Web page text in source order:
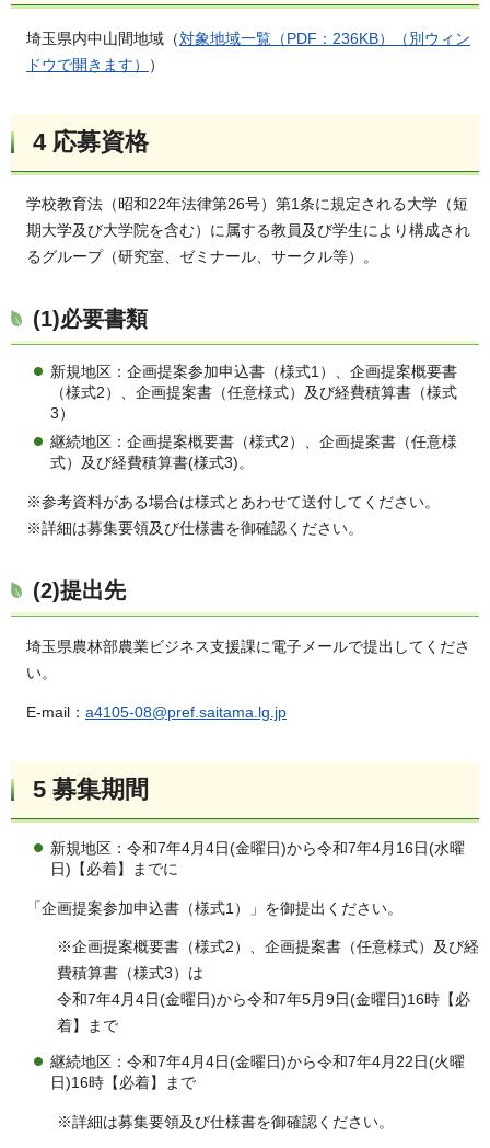
埼玉県内中山間地域（対象地域一覧（PDF：236KB）（別ウィン
ドウで開きます）
）
4 応募資格
学校教育法（昭和22年法律第26号）第1条に規定される大学（短
期大学及び大学院を含む）に属する教員及び学生により構成され
るグループ（研究室、ゼミナール、サークル等）。
(1)必要書類
新規地区：企画提案参加申込書（様式1）、企画提案概要書
（様式2）、企画提案書（任意様式）及び経費積算書（様式
3）
継続地区：企画提案概要書（様式2）、企画提案書（任意様
式）及び経費積算書(様式3)。
※参考資料がある場合は様式とあわせて送付してください。
※詳細は募集要領及び仕様書を御確認ください。
(2)提出先
埼玉県農林部農業ビジネス支援課に電子メールで提出してくださ
い。
E-mail： a4105-08@pref.saitama.lg.jp
5 募集期間
新規地区：令和7年4月4日(金曜日)から令和7年4月16日(水曜
日)【必着】までに
「企画提案参加申込書（様式1）」を御提出ください。
※企画提案概要書（様式2）、企画提案書（任意様式）及び経
費積算書（様式3）は
令和7年4月4日(金曜日)から令和7年5月9日(金曜日)16時【必
着】まで
継続地区：令和7年4月4日(金曜日)から令和7年4月22日(火曜
日)16時【必着】まで
※詳細は募集要領及び仕様書を御確認ください。